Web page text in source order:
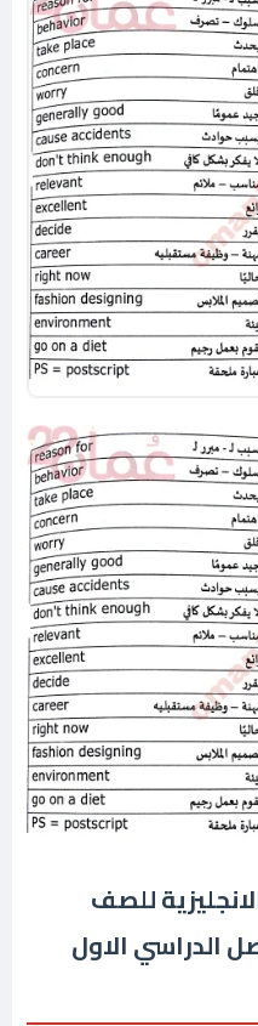
للصف
الدراسي الاول